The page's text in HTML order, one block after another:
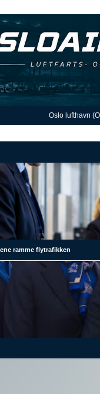
Oslo lufthavn
ramme flytrafikken